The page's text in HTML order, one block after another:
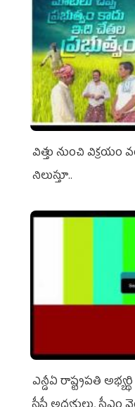
విత్తు నుంచి
నిలుస్తూ..
ఎన్డీఏ రాష్ట్ర‌ప‌తి